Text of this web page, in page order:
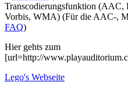
Transcodierungsfunktion
Vorbis, WMA) (Für die AAC-,
FAQ)
Hier gehts zum
[url=http://
Lego's Webseite